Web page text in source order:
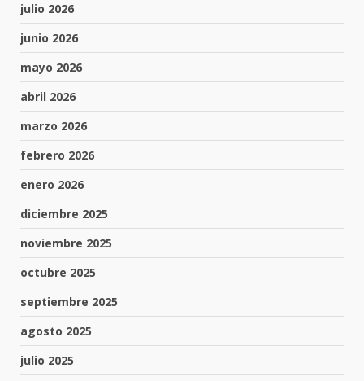
julio 2026
junio 2026
mayo 2026
abril 2026
marzo 2026
febrero 2026
enero 2026
diciembre 2025
noviembre 2025
octubre 2025
septiembre 2025
agosto 2025
julio 2025